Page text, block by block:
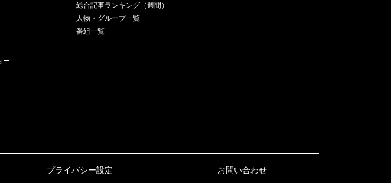
ー
総合記事ランキング（週間）
人物・グループ一覧
番組一覧
プライバシー設定 お問い合わせ